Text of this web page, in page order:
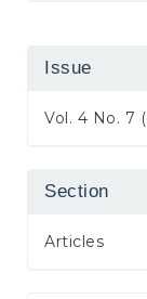
Issue
Vol. 4 No. 7
Section
Articles